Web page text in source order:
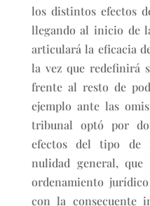
los distintos efectos
llegando al inicio de
articulará la eficacia
la vez que redefinirá
frente al resto de
ejemplo ante las
tribunal optó por
efectos del tipo de
nulidad general,
ordenamiento
con la consecuente